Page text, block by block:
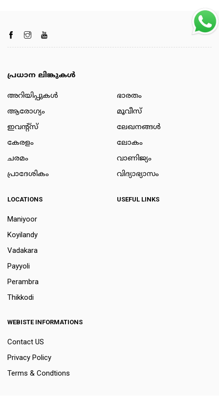
പ്രധാന ലിങ്കുകൾ
അറിയിപ്പുകള്‍
ആരോഗ്യം
ഇവന്റ്സ്
കേരളം
ചരമം
പ്രാദേശികം
ഭാരതം
മൂവീസ്
ലേഖനങ്ങള്‍
ലോകം
വാണിജ്യം
വിദ്യാഭ്യാസം
LOCATIONS
Maniyoor
Koyilandy
Vadakara
Payyoli
Perambra
Thikkodi
USEFUL LINKS
WEBISTE INFORMATIONS
Contact US
Privacy Policy
Terms & Condtions